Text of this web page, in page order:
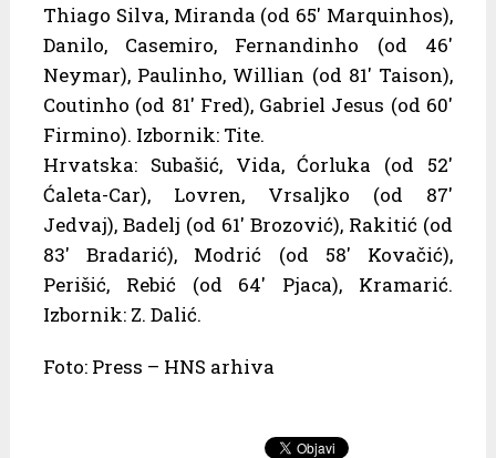
Thiago Silva, Miranda (od 65′ Marquinhos),
Danilo, Casemiro, Fernandinho (od 46′
Neymar), Paulinho, Willian (od 81′ Taison),
Coutinho (od 81′ Fred), Gabriel Jesus (od 60′
Firmino). Izbornik: Tite.
Hrvatska: Subašić, Vida, Ćorluka (od 52′
Ćaleta-Car), Lovren, Vrsaljko (od 87′
Jedvaj), Badelj (od 61′ Brozović), Rakitić (od
83′ Bradarić), Modrić (od 58′ Kovačić),
Perišić, Rebić (od 64′ Pjaca), Kramarić.
Izbornik: Z. Dalić.
Foto: Press – HNS arhiva